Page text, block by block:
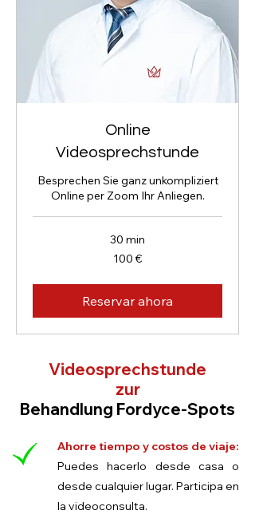
Online
Videosprechstunde
Besprechen Sie ganz unkompliziert
Online per Zoom Ihr Anliegen.
30 min
100 €
Reservar ahora
Videosprechstunde
zur
Behandlung Fordyce-Spots
Ahorre tiempo y costos de viaje:
Puedes hacerlo desde casa o
desde cualquier lugar. Participa en
la videoconsulta.